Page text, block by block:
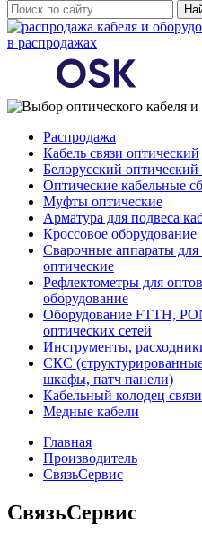
в распродажах
Распродажа
Кабель связи оптический
Белорусский
Оптические кабельные
Муфты оптические
Арматура для подвеса
Кроссовое оборудование
Сварочные аппараты для
оптические
Рефлектометры для
оборудование
Оборудование FTTH,
оптических сетей
Инструменты,
СКС
шкафы, патч панели)
Кабельный колодец связи
Медные кабели
Главная
Производитель
СвязьСервис
СвязьСервис